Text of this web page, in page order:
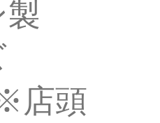
店頭